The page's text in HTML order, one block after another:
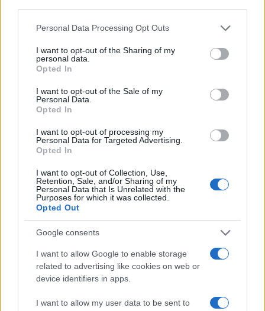
Please note that this website/app uses one or more Google
not limited to your visit or usage behaviour. You may click to
grant or deny consent to Google and its third-party tags to
use your data for below specified purposes in below Google
consent section.
Personal Data Processing Opt Outs
I want to opt-out of the Sharing of my
personal data.
Opted In
I want to opt-out of the Sale of my
Personal Data.
Opted In
I want to opt-out of processing my
Personal Data for Targeted Advertising.
Opted In
I want to opt-out of Collection, Use,
Retention, Sale, and/or Sharing of my
Personal Data that Is Unrelated with the
Purposes for which it was collected.
Opted Out
Google consents
I want to allow Google to enable storage
related to advertising like cookies on web or
device identifiers in apps.
I want to allow my user data to be sent to
las críticas internacionales a Pedro
Sánchez
La crisis migratoria en Ceuta ha generado fuertes…
POLÍTICA